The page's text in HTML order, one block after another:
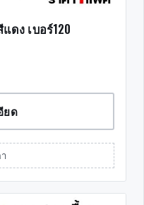
ดง เบอร์120
ยด